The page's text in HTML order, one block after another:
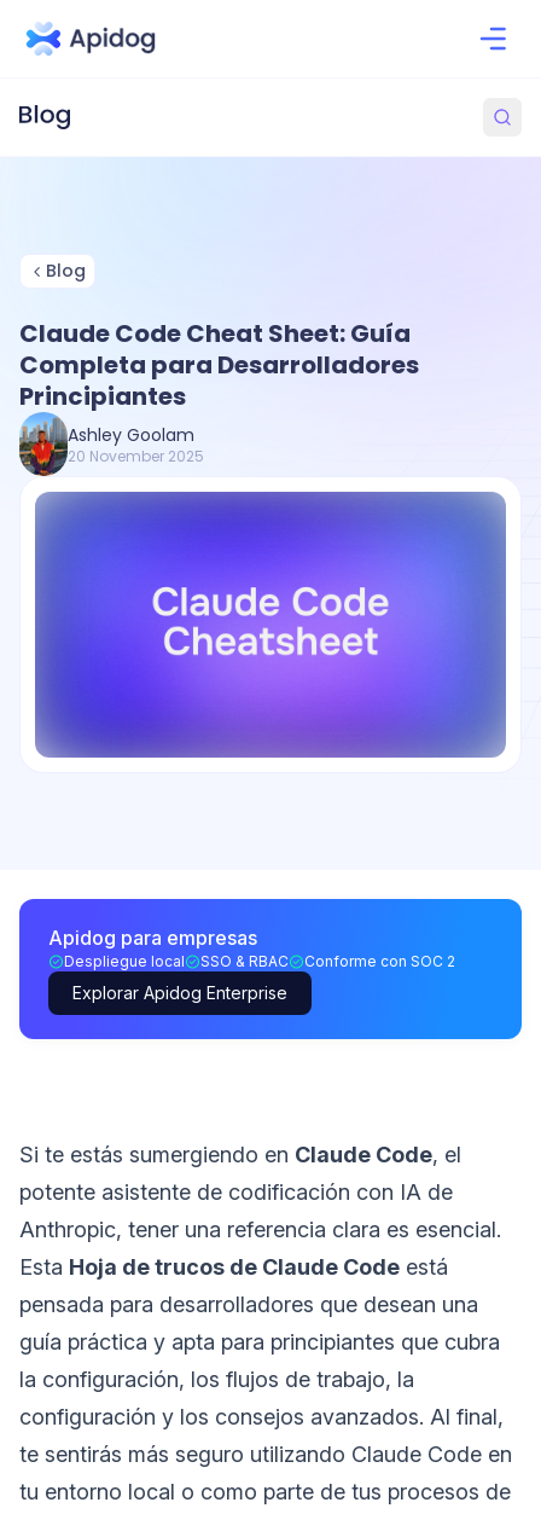
Blog
Claude Code Cheat Sheet: Guía
Completa para Desarrolladores
Principiantes
Ashley Goolam
20 November 2025
Apidog para empresas
Despliegue local SSO & RBAC Conforme con SOC 2
Explorar Apidog Enterprise
Si te estás sumergiendo en Claude Code, el
potente asistente de codificación con IA de
Anthropic, tener una referencia clara es esencial.
Esta Hoja de trucos de Claude Code está
pensada para desarrolladores que desean una
guía práctica y apta para principiantes que cubra
la configuración, los flujos de trabajo, la
configuración y los consejos avanzados. Al final,
te sentirás más seguro utilizando Claude Code en
tu entorno local o como parte de tus procesos de